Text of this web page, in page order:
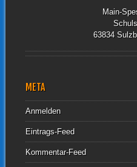
Main-
63834
META
Anmelden
Eintrags-Feed
Kommentar-Feed